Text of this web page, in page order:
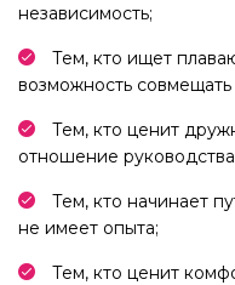
независимость;
Тем, кто ищет
возможность
Тем, кто ценит
отношение
Тем, кто начинает
не имеет опыта;
Тем, кто ценит